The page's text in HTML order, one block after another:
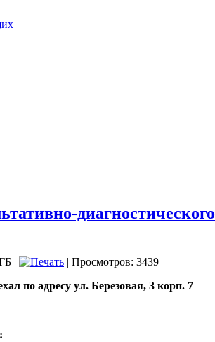
диагностического
|
| Просмотров: 3439
по адресу ул. Березовая, 3 корп. 7